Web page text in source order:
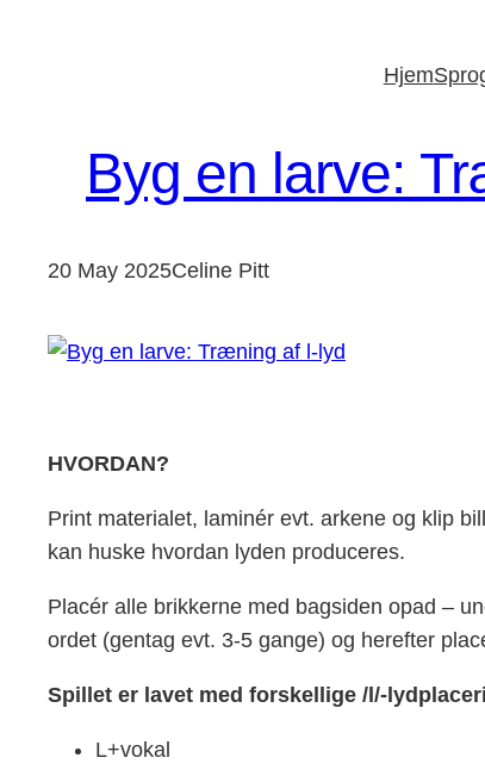
Hjem
Byg en larve:
20 May 2025Celine Pitt
HVORDAN?
Print materialet, laminér evt. arkene og klip
kan huske hvordan lyden produceres.
Placér alle brikkerne med bagsiden opad –
ordet (gentag evt. 3-5 gange) og herefter
Spillet er lavet med forskellige /l/-
L+vokal